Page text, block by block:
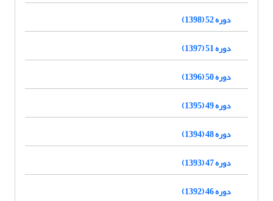
دوره 52 (1398)
دوره 51 (1397)
دوره 50 (1396)
دوره 49 (1395)
دوره 48 (1394)
دوره 47 (1393)
دوره 46 (1392)